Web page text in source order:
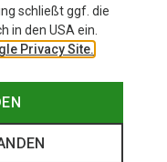
schließt ggf. die
in den USA ein.
Privacy Site.